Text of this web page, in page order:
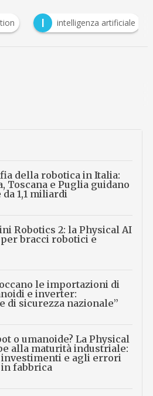
I intelligenza artificiale
della robotica in Italia:
Toscana e Puglia guidano
1,1 miliardi
Robotics 2: la Physical AI
bracci robotici e
le importazioni di
e inverter:
di sicurezza nazionale”
o umanoide? La Physical
alla maturità industriale:
investimenti e agli errori
fabbrica